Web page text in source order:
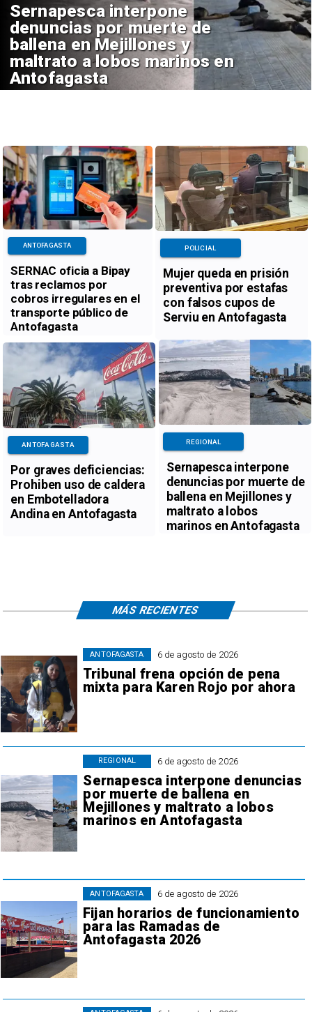
Sernapesca interpone
denuncias por muerte de
ballena en Mejillones y
maltrato a lobos marinos en
Antofagasta
SERNAC oficia a Bipay
tras reclamos por
cobros irregulares en el
transporte público de
Antofagasta
ANTOFAGASTA
Mujer queda en prisión
preventiva por estafas
con falsos cupos de
Serviu en Antofagasta
POLICIAL
Por graves deficiencias:
Prohiben uso de caldera
en Embotelladora
Andina en Antofagasta
ANTOFAGASTA
Sernapesca interpone
denuncias por muerte de
ballena en Mejillones y
maltrato a lobos
marinos en Antofagasta
REGIONAL
6 de agosto de 2026
Tribunal frena opción de pena
mixta para Karen Rojo por ahora
ANTOFAGASTA
6 de agosto de 2026
Sernapesca interpone denuncias
por muerte de ballena en
Mejillones y maltrato a lobos
marinos en Antofagasta
REGIONAL
6 de agosto de 2026
Fijan horarios de funcionamiento
para las Ramadas de
Antofagasta 2026
ANTOFAGASTA
MÁS RECIENTES